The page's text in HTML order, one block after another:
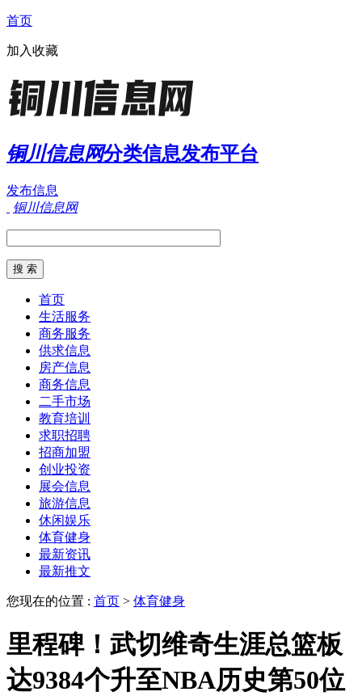
首页
加入收藏
铜川信息网分类信息发布平台
发布信息
铜川信息网
首页
生活服务
商务服务
供求信息
房产信息
商务信息
二手市场
教育培训
求职招聘
招商加盟
创业投资
展会信息
旅游信息
休闲娱乐
体育健身
最新资讯
最新推文
您现在的位置 : 首页 > 体育健身
里程碑！武切维奇生涯总篮板
达9384个升至NBA历史第50位